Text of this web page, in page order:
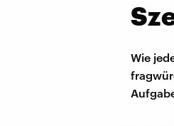
Wie